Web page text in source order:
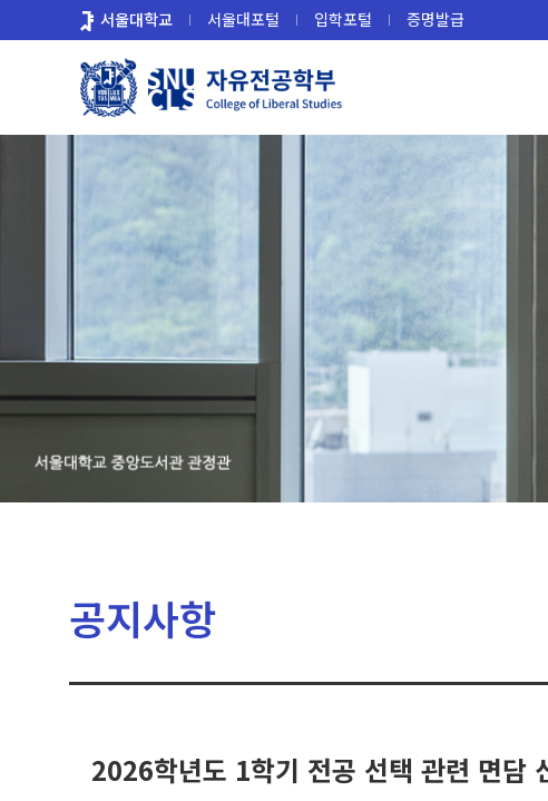
로
서울대학교 서울대포털 입학포털 증명발급
공지사항
2026학년도 1학기 전공 선택 관련 면담